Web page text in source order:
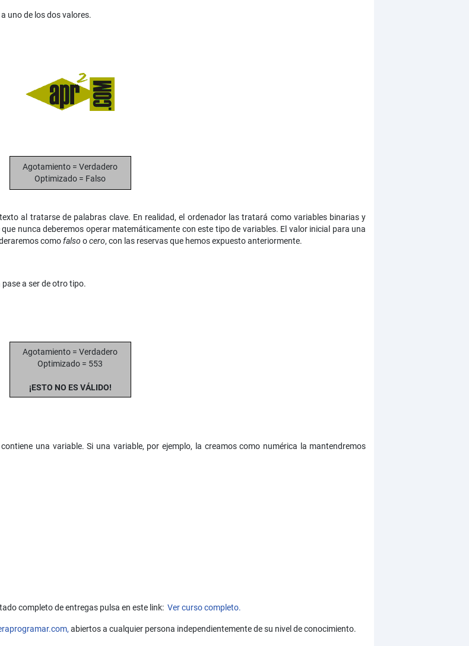
uno de los dos valores.
Agotamiento = Verdadero
Optimizado = Falso
al tratarse de palabras clave. En realidad, el ordenador las tratará como variables binarias y
nunca deberemos operar matemáticamente con este tipo de variables. El valor inicial para una
comofalsoocero, con las reservas que hemos expuesto anteriormente.
a ser de otro tipo.
Agotamiento = Verdadero
Optimizado = 553
¡ESTO NO ES VÁLIDO!
una variable. Si una variable, por ejemplo, la creamos como numérica la mantendremos
completo de entregas pulsa en este link: Ver curso completo.
abiertos a cualquier persona independientemente de su nivel de conocimiento.